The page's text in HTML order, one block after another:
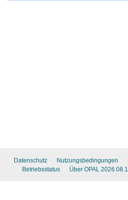
Datenschutz Nutzungsbedingungen
Betriebsstatus
Über OPAL 2026.08.1